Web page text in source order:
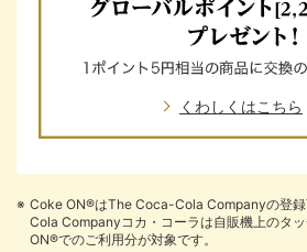
くわしくはこちら
Coke ON®はThe Coca-Cola Companyの登
Cola Companyコカ・コーラは自販機上のタ
ON®でのご利用分が対象です。